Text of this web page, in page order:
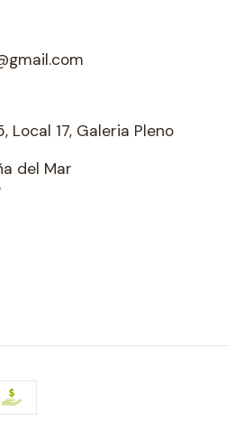
Local 17, Galeria Pleno
del Mar